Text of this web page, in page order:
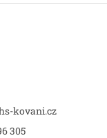
kovani.cz
305